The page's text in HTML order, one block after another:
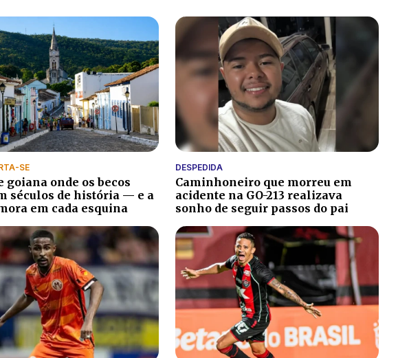
SE
goiana onde os becos
séculos de história — e a
em cada esquina
DESPEDIDA
Caminhoneiro que morreu em
acidente na GO-213 realizava
sonho de seguir passos do pai